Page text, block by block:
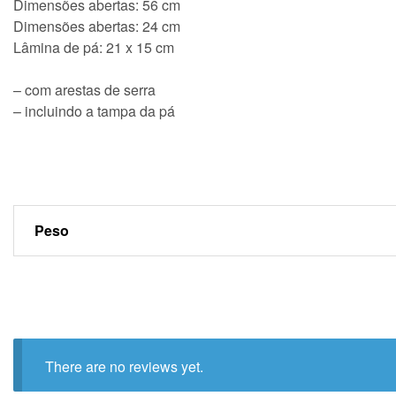
Dimensões abertas: 56 cm
Dimensões abertas: 24 cm
Lâmina de pá: 21 x 15 cm
– com arestas de serra
– incluindo a tampa da pá
Peso
There are no reviews yet.